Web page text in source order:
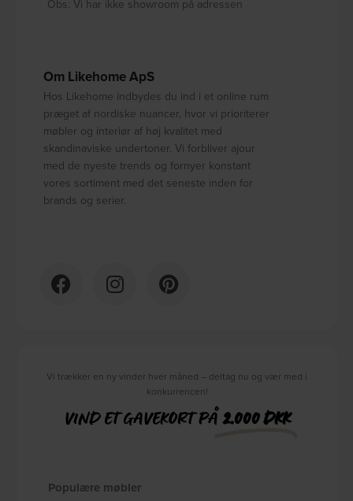
Obs: Vi har ikke showroom på adressen
Om Likehome ApS
Hos Likehome indbydes du ind i et online rum
præget af nordiske nuancer, hvor vi prioriterer
møbler og interiør af høj kvalitet med
skandinaviske undertoner. Vi forbliver ajour
med de nyeste trends og fornyer konstant
vores sortiment med det seneste inden for
brands og serier.
Vi trækker en ny vinder hver måned – deltag nu og vær med i
konkurrencen!
VIND ET GAVEKORT PÅ2.000 DKK
Populære møbler